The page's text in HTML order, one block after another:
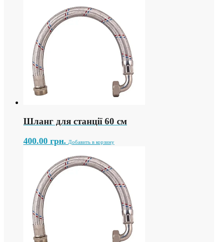
Шланг для станції 60 см
400.00 грн. Добавить в корзину